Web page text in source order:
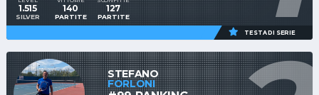
1.515
SILVER
140
PARTITE
127
PARTITE
TESTA DI SERIE
STEFANO
FORLONI